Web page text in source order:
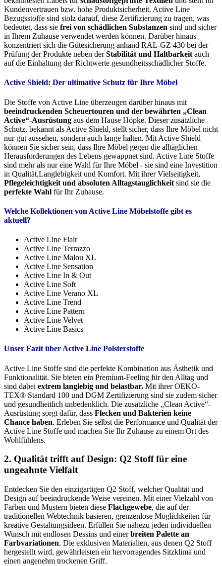
Kundenvertrauen bzw. hohe Produktsicherheit. Active Line
Bezugsstoffe sind stolz darauf, diese Zertifizierung zu tragen, was
bedeutet, dass sie frei von schädlichen Substanzen sind und sicher
in Ihrem Zuhause verwendet werden können. Darüber hinaus
konzentriert sich die Gütesicherung anhand RAL-GZ 430 bei der
Prüfung der Produkte neben derStabilität und Haltbarkeit auch
auf die Einhaltung der Richtwerte gesundheitsschädlicher Stoffe.
Active Shield: Der ultimative Schutz für Ihre Möbel
Die Stoffe von Active Line überzeugen darüber hinaus mit
beeindruckenden Scheuertouren und der bewährten „Clean
Active“-Ausrüstung aus dem Hause Höpke. Dieser zusätzliche
Schutz, bekannt als Active Shield, stellt sicher, dass Ihre Möbel nicht
nur gut aussehen, sondern auch lange halten. Mit Active Shield
können Sie sicher sein, dass Ihre Möbel gegen die alltäglichen
Herausforderungen des Lebens gewappnet sind. Active Line Stoffe
sind mehr als nur eine Wahl für Ihre Möbel - sie sind eine Investition
in Qualität,Langlebigkeit und Komfort. Mit ihrer Vielseitigkeit,
Pflegeleichtigkeit und absoluten Alltagstauglichkeit sind sie die
perfekte Wahl für Ihr Zuhause.
Welche Kollektionen von Active Line Möbelstoffe gibt es
aktuell?
Active Line Flair
Active Line Terrazzo
Active Line Malou XL
Active Line Sensation
Active Line In & Out
Active Line Soft
Active Line Verano XL
Active Line Trend
Active Line Pattern
Active Line Velvet
Active Line Basics
Unser Fazit über Active Line Polsterstoffe
Active Line Stoffe sind die perfekte Kombination aus Ästhetik und
Funktionalität. Sie bieten ein Premium-Feeling für den Alltag und
sind dabei extrem langlebig und belastbar. Mit ihrer OEKO-
TEX® Standard 100 und DGM Zertifizierung sind sie zudem sicher
und gesundheitlich unbedenklich. Die zusätzliche „Clean Active“-
Ausrüstung sorgt dafür, dass Flecken und Bakterien keine
Chance haben. Erleben Sie selbst die Performance und Qualität der
Active Line Stoffe und machen Sie Ihr Zuhause zu einem Ort des
Wohlfühlens.
2. Qualität trifft auf Design: Q2 Stoff für eine
ungeahnte Vielfalt
Entdecken Sie den einzigartigen Q2 Stoff, welcher Qualität und
Design auf beeindruckende Weise vereinen. Mit einer Vielzahl von
Farben und Mustern bieten diese Flachgewebe, die auf der
traditionellen Webtechnik basieren, grenzenlose Möglichkeiten für
kreative Gestaltungsideen. Erfüllen Sie nahezu jeden individuellen
Wunsch mit endlosen Dessins und einerbreiten Palette an
Farbvariationen. Die exklusiven Materialien, aus denen Q2 Stoff
hergestellt wird, gewährleisten ein hervorragendes Sitzklima und
einen angenehm trockenen Griff.